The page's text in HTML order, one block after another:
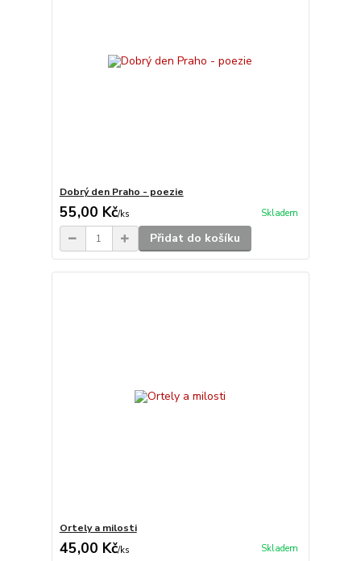
Dobrý den Praho - poezie
55,00 Kč/ks Skladem
Přidat do košíku
Ortely a milosti
45,00 Kč/ks Skladem